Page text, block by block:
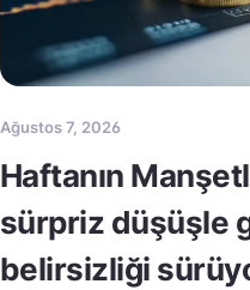
Ağustos 7, 2026
Haftanın
sürpriz düşüşle
belirsizliği